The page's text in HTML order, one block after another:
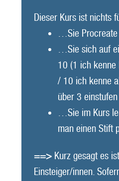
Dieser Kurs ist nichts
…Sie Procreate
…Sie sich auf
10 (1 ich
/ 10 ich kenne
über 3 einstufen
…Sie im Kurs
man einen Stift
==>Kurz gesagt es
Einsteiger/innen.